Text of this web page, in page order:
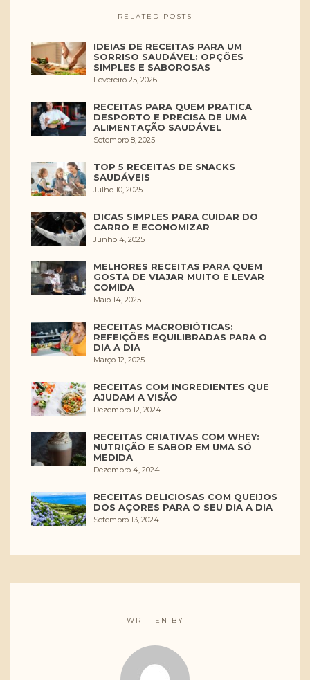
RELATED POSTS
IDEIAS DE RECEITAS PARA UM
SORRISO SAUDÁVEL: OPÇÕES
SIMPLES E SABOROSAS
Fevereiro 25, 2026
RECEITAS PARA QUEM PRATICA
DESPORTO E PRECISA DE UMA
ALIMENTAÇÃO SAUDÁVEL
Setembro 8, 2025
TOP 5 RECEITAS DE SNACKS
SAUDÁVEIS
Julho 10, 2025
DICAS SIMPLES PARA CUIDAR DO
CARRO E ECONOMIZAR
Junho 4, 2025
MELHORES RECEITAS PARA QUEM
GOSTA DE VIAJAR MUITO E LEVAR
COMIDA
Maio 14, 2025
RECEITAS MACROBIÓTICAS:
REFEIÇÕES EQUILIBRADAS PARA O
DIA A DIA
Março 12, 2025
RECEITAS COM INGREDIENTES QUE
AJUDAM A VISÃO
Dezembro 12, 2024
RECEITAS CRIATIVAS COM WHEY:
NUTRIÇÃO E SABOR EM UMA SÓ
MEDIDA
Dezembro 4, 2024
RECEITAS DELICIOSAS COM QUEIJOS
DOS AÇORES PARA O SEU DIA A DIA
Setembro 13, 2024
WRITTEN BY